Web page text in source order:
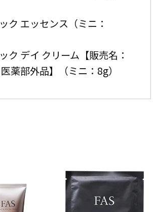
ク エッセンス（ミニ：
ク デイ クリーム【販売名：
薬部外品】（ミニ：8g）